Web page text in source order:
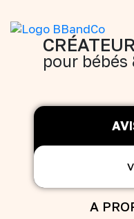
CRÉATEUR
pour bébés
A